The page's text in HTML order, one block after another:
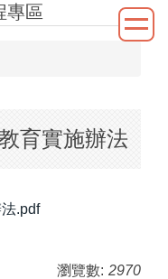
專區
育實施辦法
.pdf
瀏覽數: 2970